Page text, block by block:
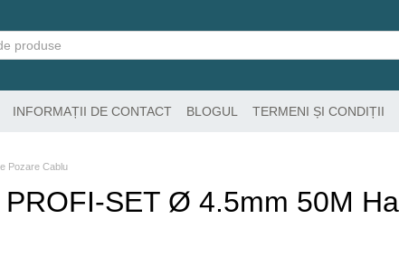
INFORMAȚII DE CONTACT BLOGUL TERMENI ȘI CONDIȚII
Pozare Cablu
SET Ø 4.5mm 50M